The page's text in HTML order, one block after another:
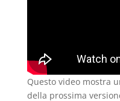
Questo video mostra
della prossima